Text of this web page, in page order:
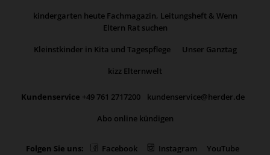
kindergarten heute Fachmagazin, Leitungsheft & Wenn
Eltern Rat suchen
Kleinstkinder in Kita und Tagespflege
Unser Ganztag
kizz Elternwelt
Kundenservice +49 761 2717200
kundenservice@herder.de
Abo online kündigen
Folgen Sie uns: Facebook Instagram YouTube